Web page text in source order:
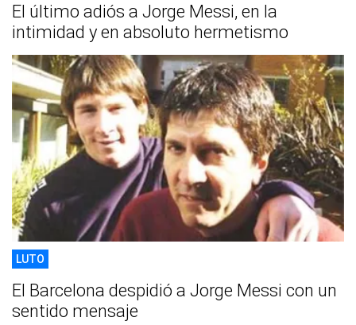
El último adiós a Jorge Messi, en la
intimidad y en absoluto hermetismo
LUTO
El Barcelona despidió a Jorge Messi con un
sentido mensaje